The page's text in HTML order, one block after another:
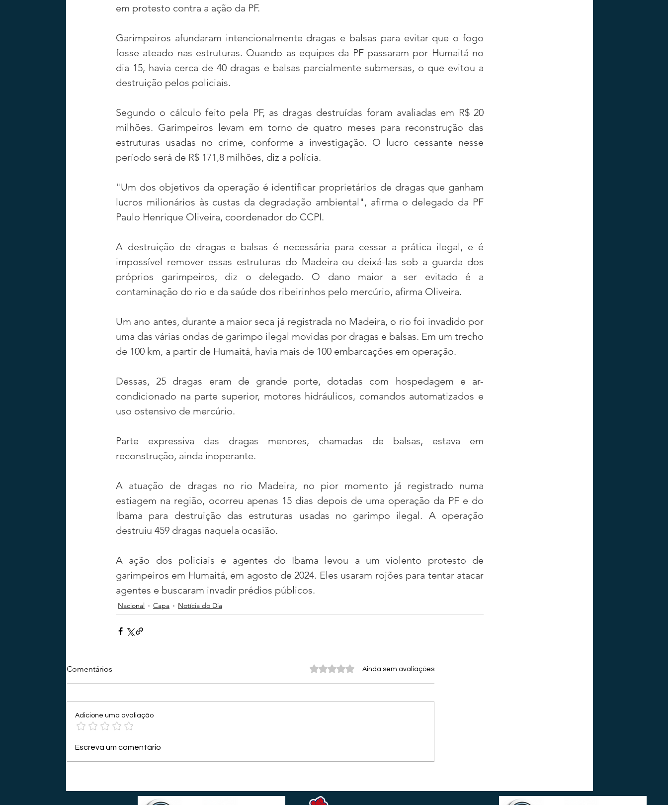
em protesto contra a ação da PF.
Garimpeiros afundaram intencionalmente dragas e balsas para evitar que o fogo
fosse ateado nas estruturas. Quando as equipes da PF passaram por Humaitá no
dia 15, havia cerca de 40 dragas e balsas parcialmente submersas, o que evitou a
destruição pelos policiais.
Segundo o cálculo feito pela PF, as dragas destruídas foram avaliadas em R$ 20
milhões. Garimpeiros levam em torno de quatro meses para reconstrução das
estruturas usadas no crime, conforme a investigação. O lucro cessante nesse
período será de R$ 171,8 milhões, diz a polícia.
"Um dos objetivos da operação é identificar proprietários de dragas que ganham
lucros milionários às custas da degradação ambiental", afirma o delegado da PF
Paulo Henrique Oliveira, coordenador do CCPI.
A destruição de dragas e balsas é necessária para cessar a prática ilegal, e é
impossível remover essas estruturas do Madeira ou deixá-las sob a guarda dos
próprios garimpeiros, diz o delegado. O dano maior a ser evitado é a
contaminação do rio e da saúde dos ribeirinhos pelo mercúrio, afirma Oliveira.
Um ano antes, durante a maior seca já registrada no Madeira, o rio foi invadido por
uma das várias ondas de garimpo ilegal movidas por dragas e balsas. Em um trecho
de 100 km, a partir de Humaitá, havia mais de 100 embarcações em operação.
Dessas, 25 dragas eram de grande porte, dotadas com hospedagem e ar-
condicionado na parte superior, motores hidráulicos, comandos automatizados e
uso ostensivo de mercúrio.
Parte expressiva das dragas menores, chamadas de balsas, estava em
reconstrução, ainda inoperante.
A atuação de dragas no rio Madeira, no pior momento já registrado numa
estiagem na região, ocorreu apenas 15 dias depois de uma operação da PF e do
Ibama para destruição das estruturas usadas no garimpo ilegal. A operação
destruiu 459 dragas naquela ocasião.
A ação dos policiais e agentes do Ibama levou a um violento protesto de
garimpeiros em Humaitá, em agosto de 2024. Eles usaram rojões para tentar atacar
agentes e buscaram invadir prédios públicos.
Nacional Capa Notícia do Dia
Comentários Avaliado com 0 de 5 estrelas.
Ainda sem avaliações
Adicione uma avaliação
Escreva um comentário